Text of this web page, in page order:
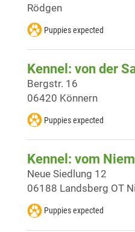
Rödgen
Puppies expected
Kennel: von der
Bergstr. 16
06420 Könnern
Puppies expected
Kennel: vom
Neue Siedlung 12
06188 Landsberg OT
Puppies expected